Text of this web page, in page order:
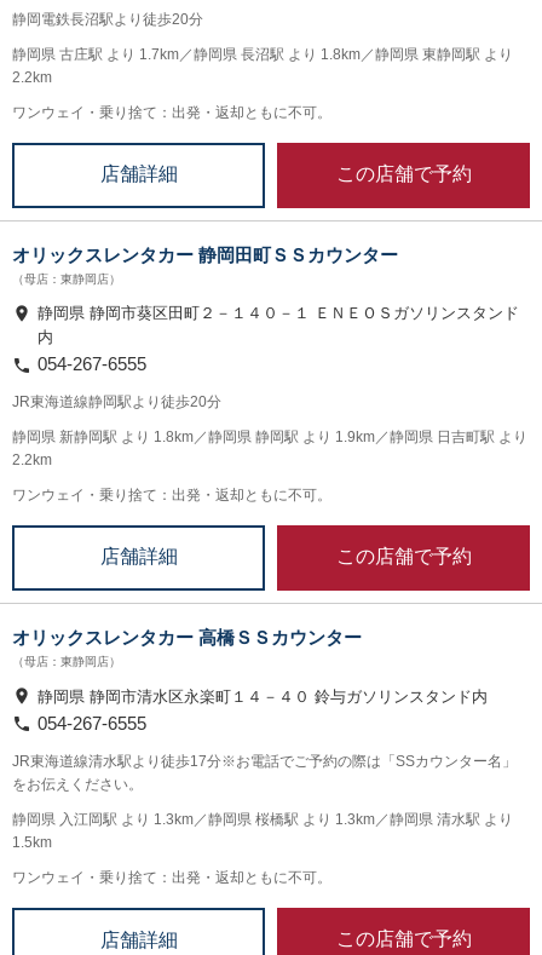
静岡電鉄長沼駅より徒歩20分
静岡県 古庄駅 より 1.7km／静岡県 長沼駅 より 1.8km／静岡県 東静岡駅 より
2.2km
ワンウェイ・乗り捨て：出発・返却ともに不可。
店舗詳細 この店舗で予約
オリックスレンタカー 静岡田町ＳＳカウンター
（母店：東静岡店）
静岡県 静岡市葵区田町２－１４０－１ ＥＮＥＯＳガソリンスタンド
内
054-267-6555
JR東海道線静岡駅より徒歩20分
静岡県 新静岡駅 より 1.8km／静岡県 静岡駅 より 1.9km／静岡県 日吉町駅 より
2.2km
ワンウェイ・乗り捨て：出発・返却ともに不可。
店舗詳細 この店舗で予約
オリックスレンタカー 高橋ＳＳカウンター
（母店：東静岡店）
静岡県 静岡市清水区永楽町１４－４０ 鈴与ガソリンスタンド内
054-267-6555
JR東海道線清水駅より徒歩17分※お電話でご予約の際は「SSカウンター名」
をお伝えください。
静岡県 入江岡駅 より 1.3km／静岡県 桜橋駅 より 1.3km／静岡県 清水駅 より
1.5km
ワンウェイ・乗り捨て：出発・返却ともに不可。
店舗詳細 この店舗で予約